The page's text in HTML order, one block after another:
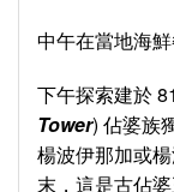
中午在當地海
下午探索建於
Tower) 佔婆族
楊波伊那加或
末，這是古佔